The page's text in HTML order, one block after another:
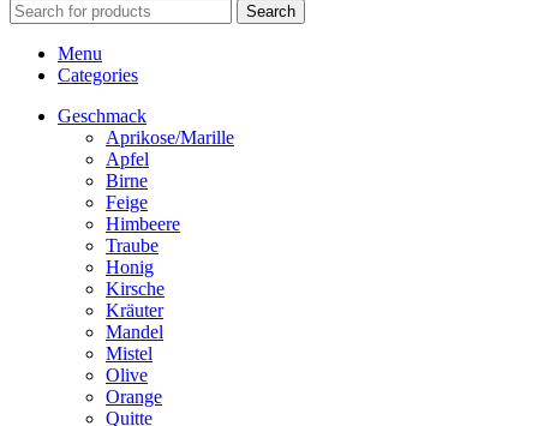
Search
Menu
Categories
Geschmack
Aprikose/Marille
Apfel
Birne
Feige
Himbeere
Traube
Honig
Kirsche
Kräuter
Mandel
Mistel
Olive
Orange
Quitte